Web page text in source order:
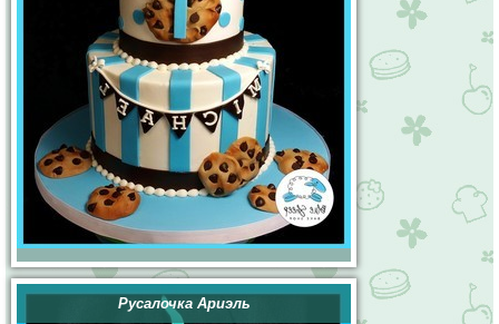
Русалочка Ариэль